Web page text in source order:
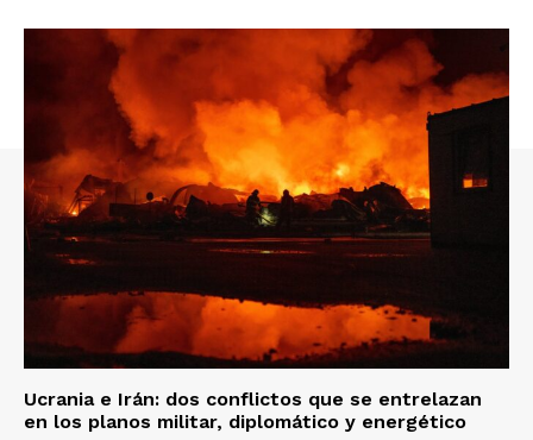
Ucrania e Irán: dos conflictos que se entrelazan
en los planos militar, diplomático y energético